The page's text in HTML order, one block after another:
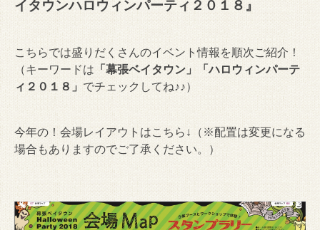
イタウンハロウィンパーティ２０１８』
こちらでは盛りだくさんのイベント情報を順次ご紹介！
（キーワードは 「幕張ベイタウン」「ハロウィンパーテ
ィ２０１８」 でチェックしてね♪♪）
今年の！会場レイアウトはこちら↓（※配置は変更になる
場合もありますのでご了承ください。）